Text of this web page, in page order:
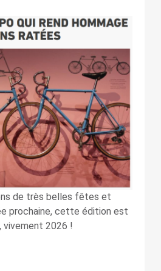
de très belles fêtes et
prochaine, cette édition est
vivement 2026 !